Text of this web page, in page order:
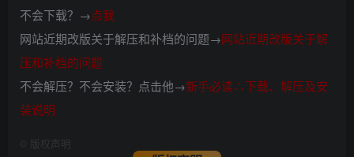
不会下载？→点我
网站近期改版关于解压和补档的问题→网站近期改版关于解
压和补档的问题
不会解压？不会安装？点击他→新手必读∴下载、解压及安
装说明
版权声明